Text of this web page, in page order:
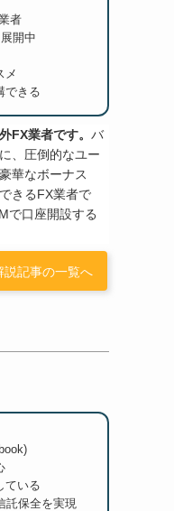
者
開中
メ
できる
FX業者です。 バ
、圧倒的なユー
華なボーナス
きるFX業者で
で口座開設する
説記事の一覧へ
ている
託保全を実現